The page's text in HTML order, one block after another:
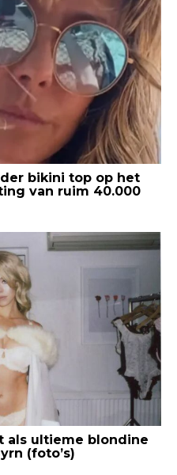
bikini top op het
van ruim 40.000
als ultieme blondine
(foto’s)